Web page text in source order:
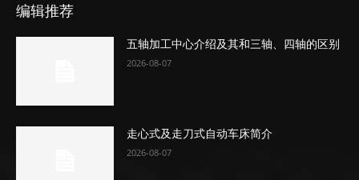
编辑推荐
五轴加工中心介绍及其和三轴、四轴的区别
2026-08-07
走心式及走刀式自动车床简介
2026-08-07